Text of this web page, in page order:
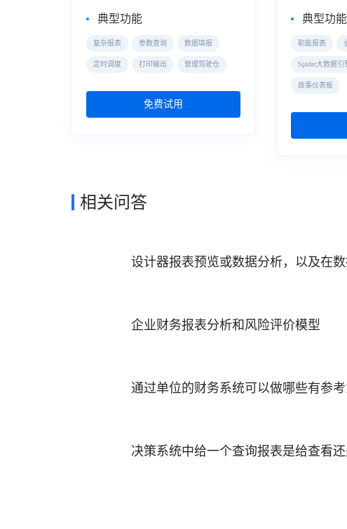
典型功能
复杂报表 参数查询 数据填报
定时调度 打印输出 管理驾驶仓
免费试用
典型功能
职能报表
Spider大数据引
故事仪表板
相关问答
设计器报表预览或数据分析，以及在
企业财务报表分析和风险评价模型
通过单位的财务系统可以做哪些有参考
决策系统中给一个查询报表是给查看